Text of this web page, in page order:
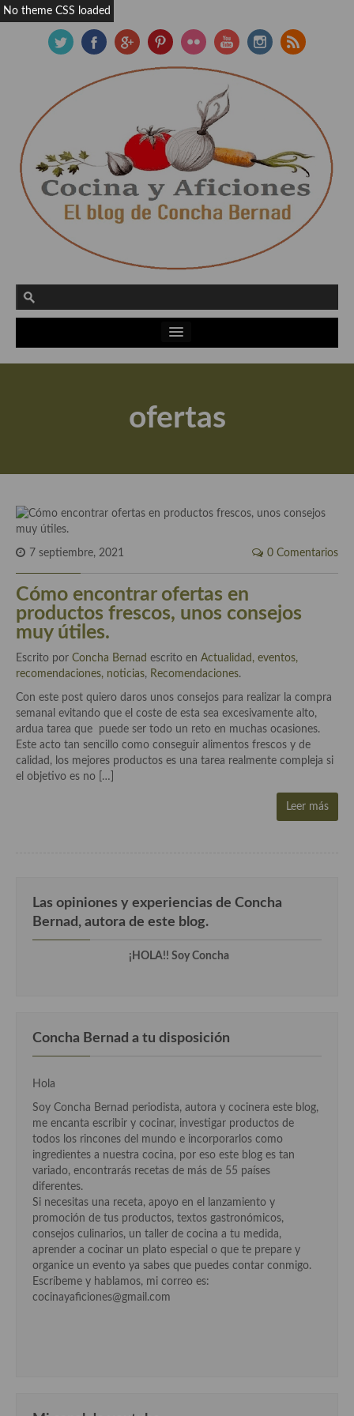
Actualidad y recomendaciones
Apuntes, estudios sobre temas interesantes e importantes
Flores en la cocina recetas
Técnicas de emplatado
El mundo del vino y las bebidas
Tiendas especiales
Especias, hierbas, condimentos, espesantes y aditivos
Historia de la gastronomía, platos celebres, cocineros, críticos,
historias culinarias y otras cosas
Origen y evolución de la comida
Las opiniones de la «Cocinera»
Airfryer recetas
aditivos
Especias, mezclas de especias
Hierbas aromáticas
Aceites
Mojos y pastas
Sales y polvos
Salsas y mojos
ofertas
7 septiembre, 2021 0 Comentarios
Cómo encontrar ofertas en
productos frescos, unos consejos
muy útiles.
Escrito por Concha Bernad escrito en Actualidad, eventos,
recomendaciones, noticias, Recomendaciones.
Con este post quiero daros unos consejos para realizar la compra
semanal evitando que el coste de esta sea excesivamente alto,
ardua tarea que puede ser todo un reto en muchas ocasiones.
Este acto tan sencillo como conseguir alimentos frescos y de
calidad, los mejores productos es una tarea realmente compleja si
el objetivo es no […]
Leer más
Las opiniones y experiencias de Concha
Bernad, autora de este blog.
¡HOLA!! Soy Concha
Concha Bernad a tu disposición
Hola
Soy Concha Bernad periodista, autora y cocinera este blog,
me encanta escribir y cocinar, investigar productos de
todos los rincones del mundo e incorporarlos como
ingredientes a nuestra cocina, por eso este blog es tan
variado, encontrarás recetas de más de 55 países
diferentes.
Si necesitas una receta, apoyo en el lanzamiento y
promoción de tus productos, textos gastronómicos,
consejos culinarios, un taller de cocina a tu medida,
aprender a cocinar un plato especial o que te prepare y
organice un evento ya sabes que puedes contar conmigo.
Escríbeme y hablamos, mi correo es:
cocinayaficiones@gmail.com
No theme CSS loaded